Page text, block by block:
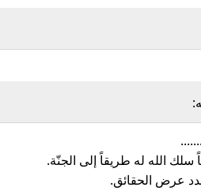
الله له طريقاً إلى الجنّة.
عرض الحقائق.